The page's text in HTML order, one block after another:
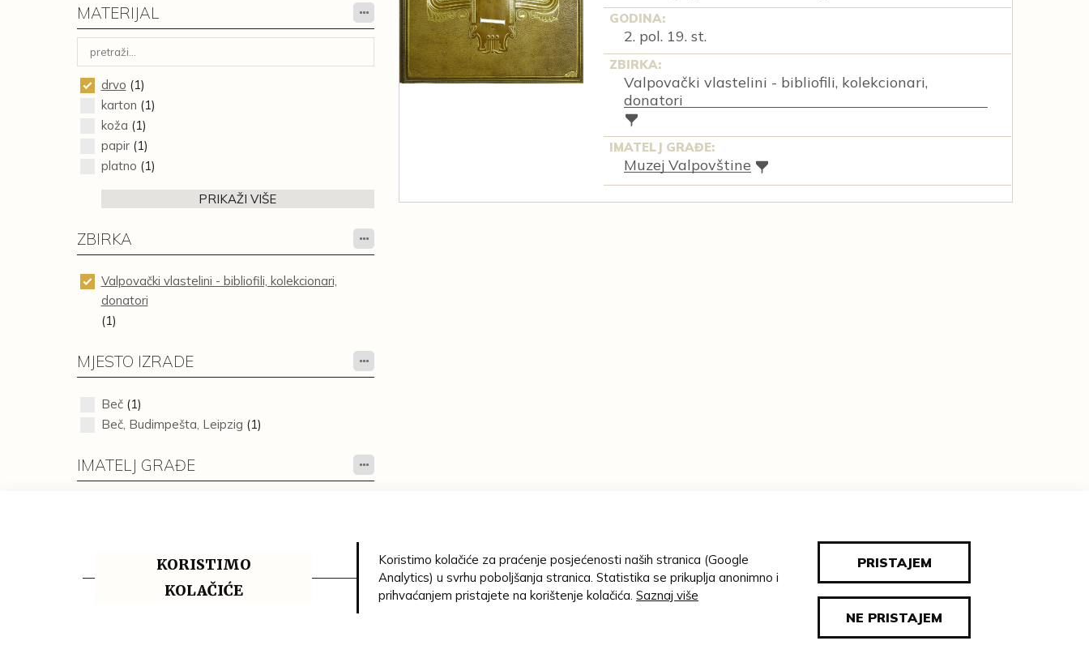
MATERIJAL
drvo (1)
karton (1)
koža (1)
papir(1)
platno (1)
PRIKAŽI VIŠE
ZBIRKA
Valpovački vlastelini - bibliofili, kolekcionari,
donatori
(1)
MJESTO IZRADE
Beč(1)
Beč, Budimpešta, Leipzig (1)
IMATELJ GRAĐE
GODINA:
2. pol. 19. st.
ZBIRKA:
Valpovački vlastelini - bibliofili, kolekcionari,
donatori
IMATELJ GRAĐE:
Muzej Valpovštine
Tematski put / Blog / Pravila privatnosti
KORISTIMO
KOLAČIĆE
Koristimo kolačiće za praćenje posjećenosti naših stranica (Google
Analytics) u svrhu poboljšanja stranica. Statistika se prikuplja anonimno i
prihvaćanjem pristajete na korištenje kolačića. Saznaj više
PRISTAJEM
NE PRISTAJEM